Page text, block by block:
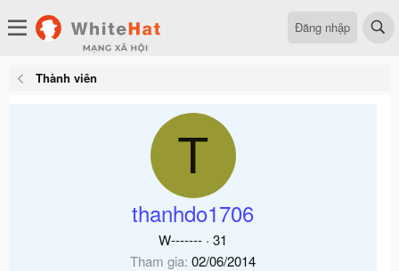
Đăng nhập
Thành viên
T
thanhdo1706
W------- · 31
Tham gia 02/06/2014